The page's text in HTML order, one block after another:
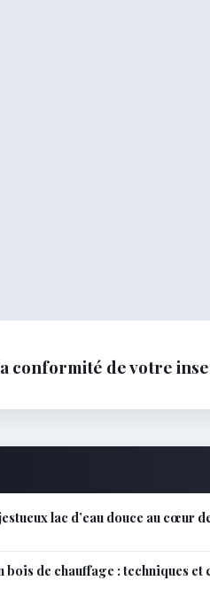
conformité de votre
lac d’eau douce au cœur
bois de chauffage : techniques et